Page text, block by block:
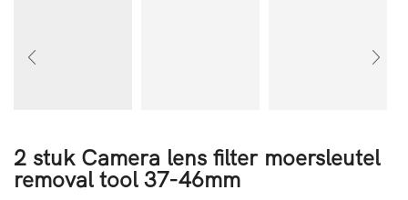
2 stuk Camera lens filter moersleutel
removal tool 37-46mm